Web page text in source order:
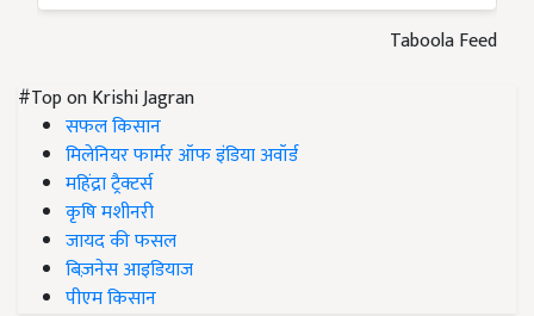
Taboola Feed
#Top on Krishi Jagran
सफल किसान
मिलेनियर फार्मर ऑफ इंडिया अवॉर्ड
महिंद्रा ट्रैक्टर्स
कृषि मशीनरी
जायद की फसल
बिज़नेस आइडियाज
पीएम किसान